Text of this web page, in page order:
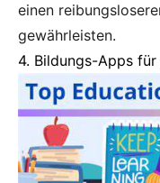
einen
gewährleisten.
4. Bildungs-Apps